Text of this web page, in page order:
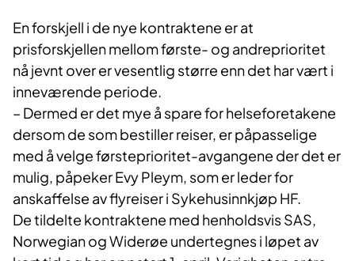
En forskjell i de nye kontraktene er at
prisforskjellen mellom første- og andreprioritet
nå jevnt over er vesentlig større enn det har vært i
inneværende periode.
– Dermed er det mye å spare for helseforetakene
dersom de som bestiller reiser, er påpasselige
med å velge førsteprioritet-avgangene der det er
mulig, påpeker Evy Pleym, som er leder for
anskaffelse av flyreiser i Sykehusinnkjøp HF.
De tildelte kontraktene med henholdsvis SAS,
Norwegian og Widerøe undertegnes i løpet av